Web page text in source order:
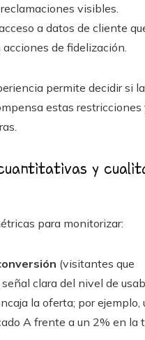
visibles.
a datos de cliente
de fidelización.
permite decidir si
estas restricciones
y
para monitorizar:
(visitantes que
clara del nivel de
la oferta; por ejemplo,
A frente a un 2% en la